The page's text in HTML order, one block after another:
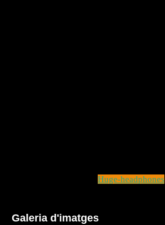
Huge-headphones
Galeria d'imatges